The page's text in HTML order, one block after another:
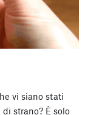
vi siano stati
strano? È solo